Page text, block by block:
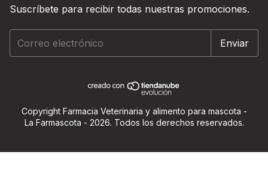
Suscríbete para recibir todas nuestras promociones.
Copyright Farmacia Veterinaria y alimento para mascota -
La Farmascota - 2026. Todos los derechos reservados.